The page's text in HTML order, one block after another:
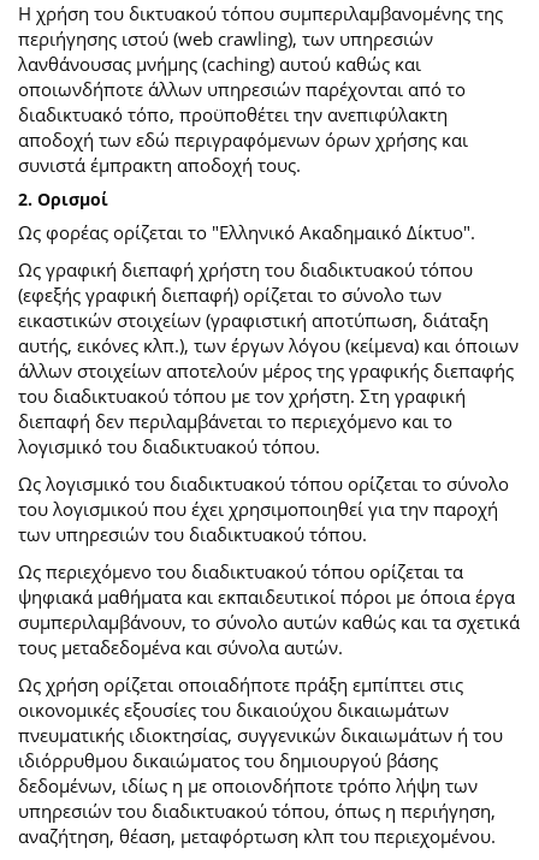
Η χρήση του δικτυακού τόπου συμπεριλαμβανομένης της
περιήγησης ιστού (web crawling), των υπηρεσιών
λανθάνουσας μνήμης (caching) αυτού καθώς και
οποιωνδήποτε άλλων υπηρεσιών παρέχονται από το
διαδικτυακό τόπο, προϋποθέτει την ανεπιφύλακτη
αποδοχή των εδώ περιγραφόμενων όρων χρήσης και
συνιστά έμπρακτη αποδοχή τους.
2. Ορισμοί
Ως φορέας ορίζεται το "Ελληνικό Ακαδημαικό Δίκτυο".
Ως γραφική διεπαφή χρήστη του διαδικτυακού τόπου
(εφεξής γραφική διεπαφή) ορίζεται το σύνολο των
εικαστικών στοιχείων (γραφιστική αποτύπωση, διάταξη
αυτής, εικόνες κλπ.), των έργων λόγου (κείμενα) και όποιων
άλλων στοιχείων αποτελούν μέρος της γραφικής διεπαφής
του διαδικτυακού τόπου με τον χρήστη. Στη γραφική
διεπαφή δεν περιλαμβάνεται το περιεχόμενο και το
λογισμικό του διαδικτυακού τόπου.
Ως λογισμικό του διαδικτυακού τόπου ορίζεται το σύνολο
του λογισμικού που έχει χρησιμοποιηθεί για την παροχή
των υπηρεσιών του διαδικτυακού τόπου.
Ως περιεχόμενο του διαδικτυακού τόπου ορίζεται τα
ψηφιακά μαθήματα και εκπαιδευτικοί πόροι με όποια έργα
συμπεριλαμβάνουν, το σύνολο αυτών καθώς και τα σχετικά
τους μεταδεδομένα και σύνολα αυτών.
Ως χρήση ορίζεται οποιαδήποτε πράξη εμπίπτει στις
οικονομικές εξουσίες του δικαιούχου δικαιωμάτων
πνευματικής ιδιοκτησίας, συγγενικών δικαιωμάτων ή του
ιδιόρρυθμου δικαιώματος του δημιουργού βάσης
δεδομένων, ιδίως η με οποιονδήποτε τρόπο λήψη των
υπηρεσιών του διαδικτυακού τόπου, όπως η περιήγηση,
αναζήτηση, θέαση, μεταφόρτωση κλπ του περιεχομένου.